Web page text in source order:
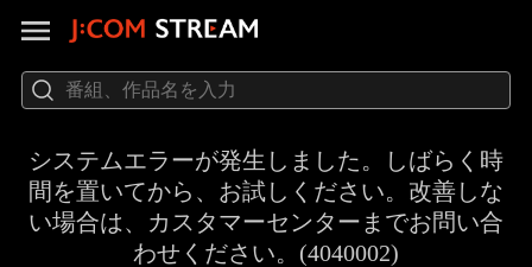
システムエラーが発生しました。しばらく時
間を置いてから、お試しください。改善しな
い場合は、カスタマーセンターまでお問い合
わせください。(4040002)